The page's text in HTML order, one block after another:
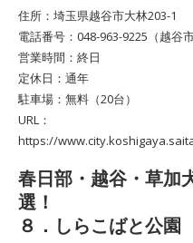
住所：埼玉県越谷市大林203-1
電話番号：048-963-9225（越谷
営業時間：終日
定休日：通年
駐車場：無料（20台）
URL：
https://
春日部・越谷・草加
選！
８．しらこばと公園